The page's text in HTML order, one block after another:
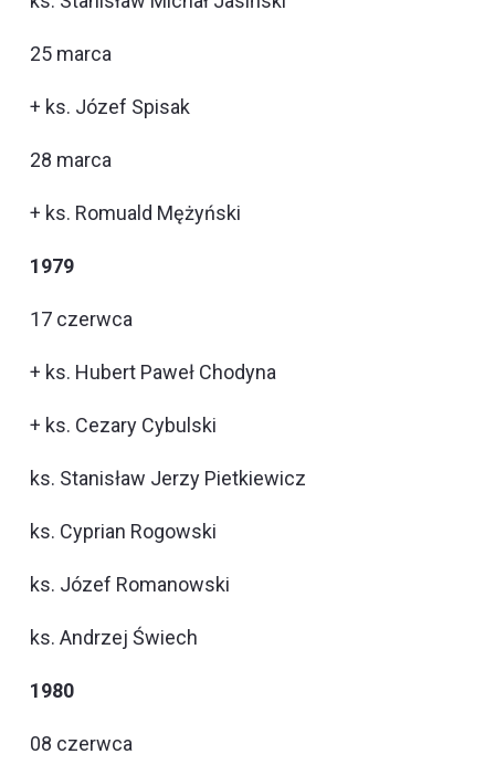
25 marca
+ ks. Józef Spisak
28 marca
+ ks. Romuald Mężyński
1979
17 czerwca
+ ks. Hubert Paweł Chodyna
+ ks. Cezary Cybulski
ks. Stanisław Jerzy Pietkiewicz
ks. Cyprian Rogowski
ks. Józef Romanowski
ks. Andrzej Świech
1980
08 czerwca